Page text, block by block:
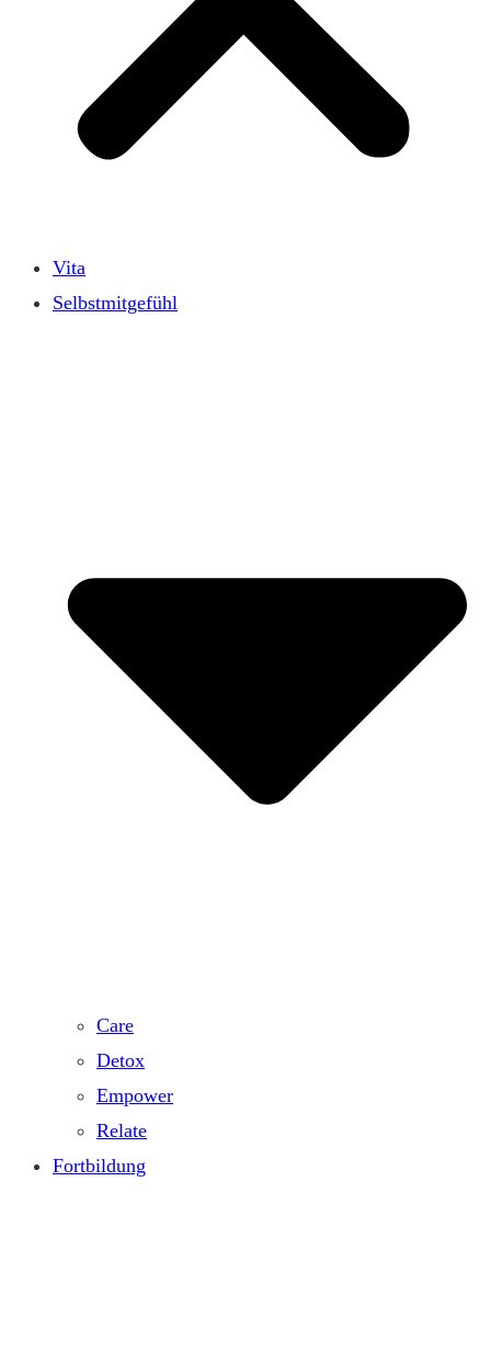
Vita
Selbstmitgefühl
Care
Detox
Empower
Relate
Fortbildung